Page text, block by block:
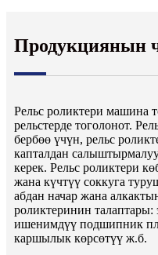
Продукциянын
Рельс роликтери машина
рельстерде тоголонот.
бербөө үчүн, рельс
капталдан
керек. Рельс роликтери
жана күчтүү соккуга
абдан начар жана
роликтеринин талаптары:
ишенимдүү подшипник
каршылык көрсөтүү ж.б.